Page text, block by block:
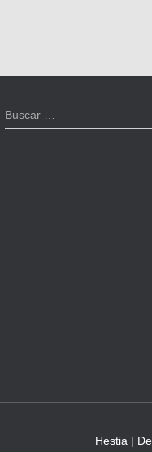
B
u
Buscar …
Hestia |